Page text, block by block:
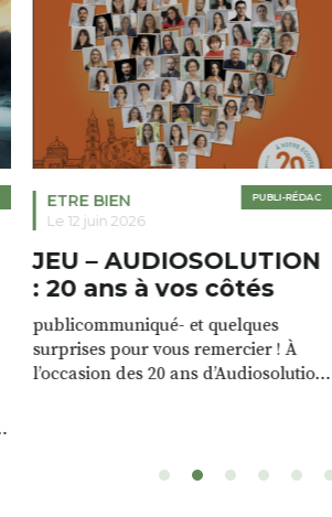
PUBLI-RÉDAC
ETRE BIEN
Le 12 juin 2026
JEU – AUDIOSOLUTION
: 20 ans à vos côtés
publicommuniqué- et quelques
surprises pour vous remercier ! À
l’occasion des 20 ans d’Audiosolution,
sont à gagner, sélectionnés auprès